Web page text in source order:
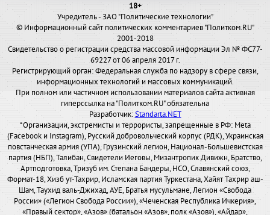
18+
Учредитель - ЗАО "Политические технологии"
© Информационный сайт политических комментариев "Политком.RU"
2001-2018
Свидетельство о регистрации средства массовой информации Эл № ФС77-
69227 от 06 апреля 2017 г.
Регистрирующий орган: Федеральная служба по надзору в сфере связи,
информационных технологий и массовых коммуникаций.
При полном или частичном использовании материалов сайта активная
гиперссылка на "Политком.RU" обязательна
Разработчик:Standarta.NET
*Организации, экстремисты и террористы, запрещенные в РФ: Meta
(Facebook и Instagram), Русский добровольческий корпус (РДК), Украинская
повстанческая армия (УПА), Грузинский легион, Национал-Большевистская
партия (НБП), Талибан, Свидетели Иеговы, Мизантропик Дивижн, Братство,
Артподготовка, Тризуб им. Степана Бандеры, НСО, Славянский союз,
Формат-18, Хизб ут-Тахрир, Исламская партия Туркестана, Хайят Тахрир аш-
Шам, Таухид валь-Джихад, АУЕ, Братья мусульмане, Легион «Свобода
России» («Легион Свобода России»), «Чеченская Республика Ичкерия»,
«Правый сектор», «Азов» (батальон «Азов», полк «Азов»), «Айдар»,